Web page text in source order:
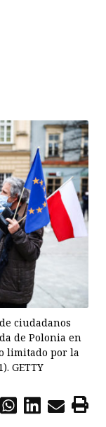
ciudadanos
de Polonia en
limitado por la
GETTY